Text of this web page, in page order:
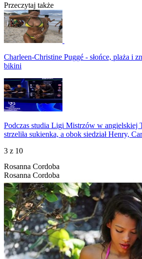
Przeczytaj także
Charleen-Christine Puggé - słońce, plaża i
bikini
Podczas studia Ligi Mistrzów w angielskiej
strzeliła sukienka, a obok siedział Henry,
3 z 10
Rosanna Cordoba
Rosanna Cordoba